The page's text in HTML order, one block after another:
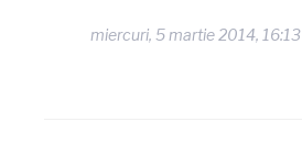
miercuri, 5 martie 2014, 16:13